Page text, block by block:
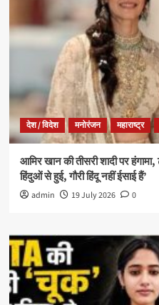
देश / विदेश मनोरंजन महाराष्ट्र
आमिर खान की तीसरी शादी पर हंगामा,
हिंदुओं से हुई, गौरी हिंदू नहीं ईसाई हैं’
admin 19 July 2026 0